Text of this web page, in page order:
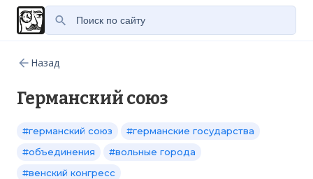
Назад
Германский союз
#германский союз
#германские государства
#объединения
#вольные города
#венский конгресс